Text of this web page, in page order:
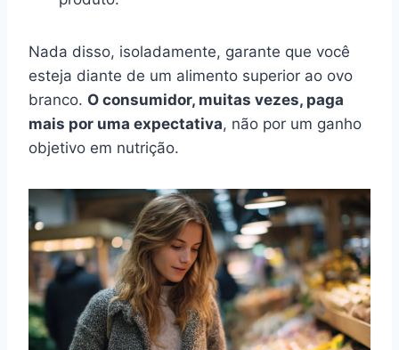
Nada disso, isoladamente, garante que você
esteja diante de um alimento superior ao ovo
branco. O consumidor, muitas vezes, paga
mais por uma expectativa, não por um ganho
objetivo em nutrição.